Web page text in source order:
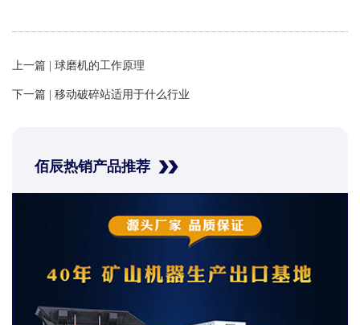
上一篇 | 球磨机的工作原理
下一篇 | 移动破碎站适用于什么行业
佰辰热销产品推荐